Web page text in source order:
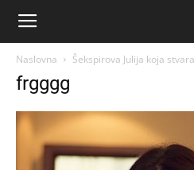
Naslovna Šekspirova Julija koja
frgggg